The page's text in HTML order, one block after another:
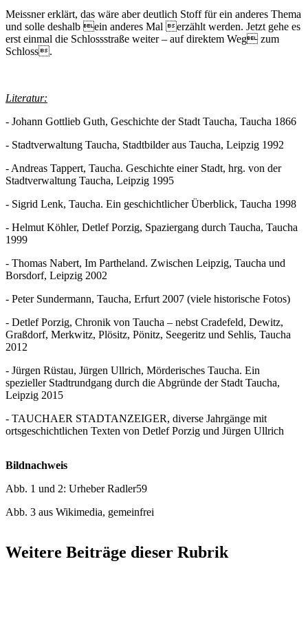
Meissner erklärt, das wäre aber deutlich Stoff für ein anderes Thema
und solle deshalb ein anderes Mal erzählt werden. Jetzt gehe es
erst einmal die Schlossstraße weiter – auf direktem Weg zum
Schloss.
Literatur:
- Johann Gottlieb Guth, Geschichte der Stadt Taucha, Taucha 1866
- Stadtverwaltung Taucha, Stadtbilder aus Taucha, Leipzig 1992
- Andreas Tappert, Taucha. Geschichte einer Stadt, hrg. von der
Stadtverwaltung Taucha, Leipzig 1995
- Sigrid Lenk, Taucha. Ein geschichtlicher Überblick, Taucha 1998
- Helmut Köhler, Detlef Porzig, Spaziergang durch Taucha, Taucha
1999
- Thomas Nabert, Im Partheland. Zwischen Leipzig, Taucha und
Borsdorf, Leipzig 2002
- Peter Sundermann, Taucha, Erfurt 2007 (viele historische Fotos)
- Detlef Porzig, Chronik von Taucha – nebst Cradefeld, Dewitz,
Graßdorf, Merkwitz, Plösitz, Pönitz, Seegeritz und Sehlis, Taucha
2012
- Jürgen Rüstau, Jürgen Ullrich, Mörderisches Taucha. Ein
spezieller Stadtrundgang durch die Abgründe der Stadt Taucha,
Leipzig 2015
- TAUCHAER STADTANZEIGER, diverse Jahrgänge mit
ortsgeschichtlichen Texten von Detlef Porzig und Jürgen Ullrich
Bildnachweis
Abb. 1 und 2: Urheber Radler59
Abb. 3 aus Wikimedia, gemeinfrei
Weitere Beiträge dieser Rubrik